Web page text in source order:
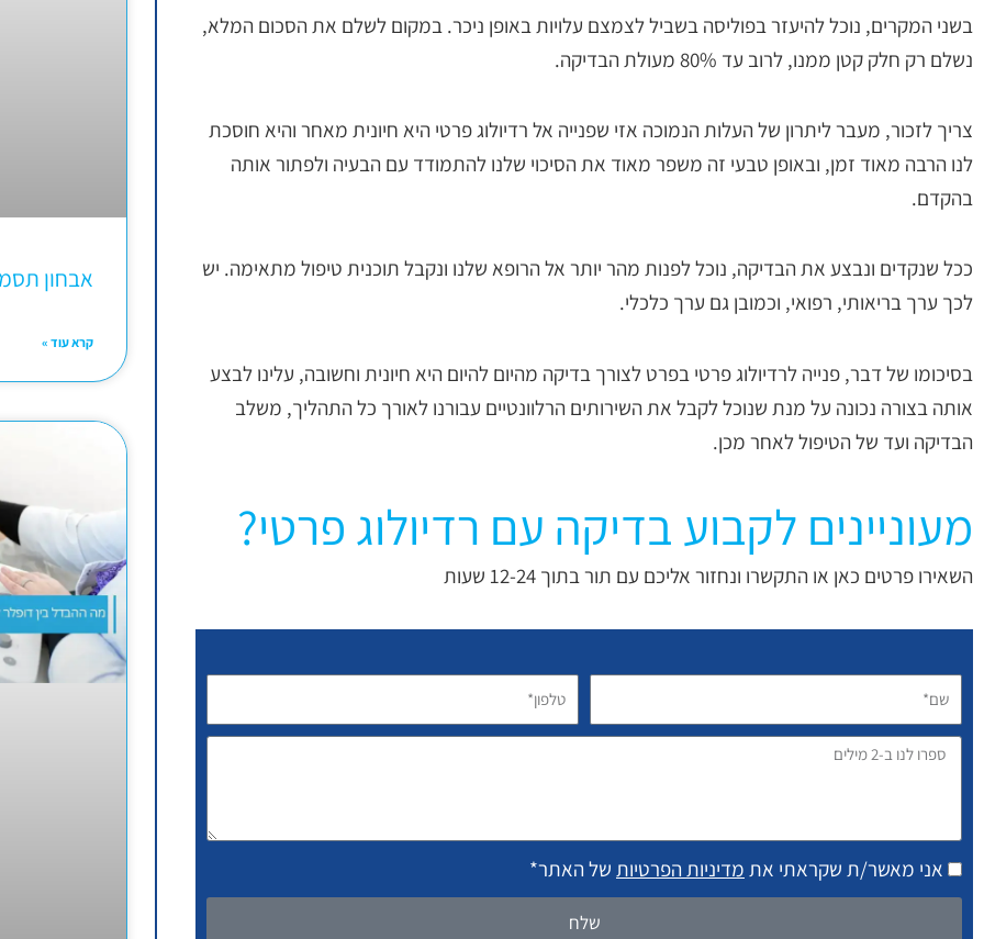
בשני המקרים, נוכל להיעזר בפוליסה בשביל לצמצם עלויות באופן ניכר. במקום לשלם את הסכום המלא,
נשלם רק חלק קטן ממנו, לרוב עד 80% מעולת הבדיקה.
צריך לזכור, מעבר ליתרון של העלות הנמוכה אזי שפנייה אל רדיולוג פרטי היא חיונית מאחר והיא חוסכת
לנו הרבה מאוד זמן, ובאופן טבעי זה משפר מאוד את הסיכוי שלנו להתמודד עם הבעיה ולפתור אותה
בהקדם.
ככל שנקדים ונבצע את הבדיקה, נוכל לפנות מהר יותר אל הרופא שלנו ונקבל תוכנית טיפול מתאימה. יש
לכך ערך בריאותי, רפואי, וכמובן גם ערך כלכלי.
בסיכומו של דבר, פנייה לרדיולוג פרטי בפרט לצורך בדיקה מהיום להיום היא חיונית וחשובה, עלינו לבצע
אותה בצורה נכונה על מנת שנוכל לקבל את השירותים הרלוונטיים עבורנו לאורך כל התהליך, משלב
הבדיקה ועד של הטיפול לאחר מכן.
מעוניינים לקבוע בדיקה עם רדיולוג פרטי?
השאירו פרטים כאן או התקשרו ונחזור אליכם עם תור בתוך 12-24 שעות
שם* טלפון*
ספרו
אני מאשר/ת שקראתי את מדיניות הפרטיות של האתר*
שלח
אבחון
קרא עוד »